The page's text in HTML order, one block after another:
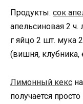
Продукты: сок
апельсиновая 2 ч.
г яйцо 2 шт. мука
(вишня,
Лимонный кекс
получается